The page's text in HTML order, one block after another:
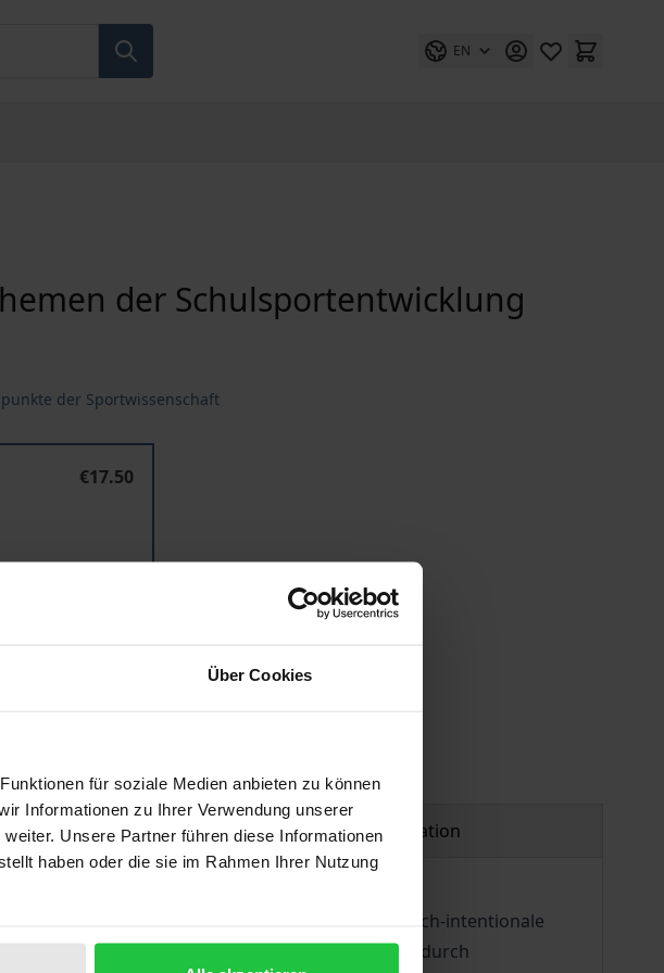
Über Cookies
für soziale Medien anbieten zu können
Informationen zu Ihrer Verwendung unserer
Unsere Partner führen diese Informationen
haben oder die sie im Rahmen Ihrer Nutzung
EN
der Schulsportentwicklung
der Sportwissenschaft
€17.50
Product safety information
etabliert. Meist wird damit der systematisch-intentionale
Schulentwicklung verstanden, der sowohl durch